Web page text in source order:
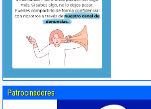
Patrocinadores